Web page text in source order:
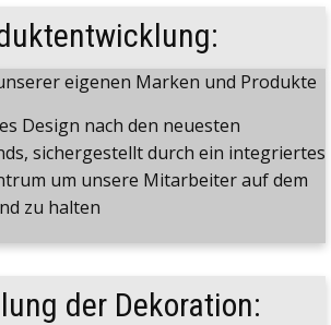
eigenen Marken und Produkte
Design nach den neuesten
sichergestellt durch ein integriertes
um unsere Mitarbeiter auf dem
zu halten
der Dekoration: